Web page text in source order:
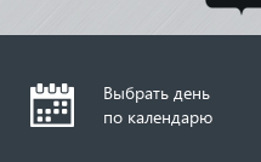
Выбрать день
по календарю